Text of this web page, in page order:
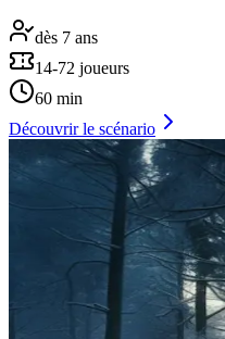
dès 7 ans
14-72 joueurs
60 min
Découvrir le scénario